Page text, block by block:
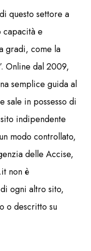
questo settore a
capacità e
gradi, come la
Online dal 2009,
semplice guida al
sale in possesso di
indipendente
modo controllato,
delle Accise,
non è
ogni altro sito,
o descritto su